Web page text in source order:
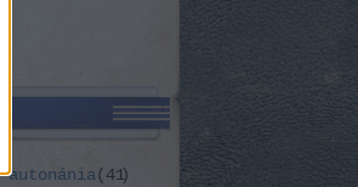
autonánia(41)